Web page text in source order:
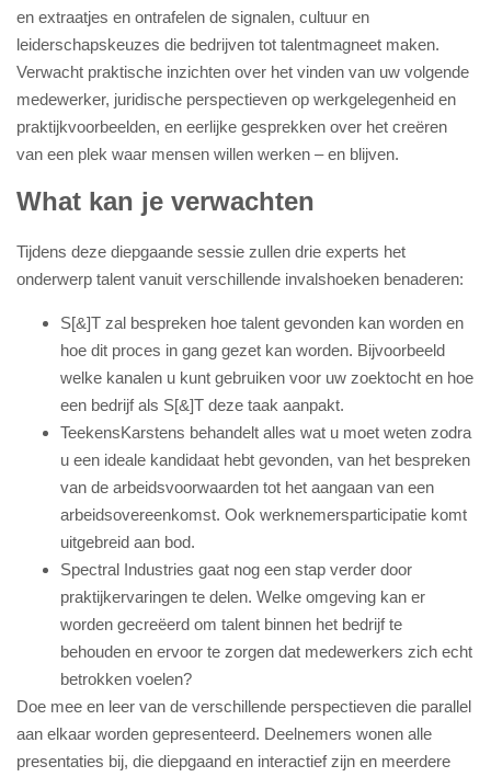
en extraatjes en ontrafelen de signalen, cultuur en
leiderschapskeuzes die bedrijven tot talentmagneet maken.
Verwacht praktische inzichten over het vinden van uw volgende
medewerker, juridische perspectieven op werkgelegenheid en
praktijkvoorbeelden, en eerlijke gesprekken over het creëren
van een plek waar mensen willen werken – en blijven.
What kan je verwachten
Tijdens deze diepgaande sessie zullen drie experts het
onderwerp talent vanuit verschillende invalshoeken benaderen:
S[&]T zal bespreken hoe talent gevonden kan worden en
hoe dit proces in gang gezet kan worden. Bijvoorbeeld
welke kanalen u kunt gebruiken voor uw zoektocht en hoe
een bedrijf als S[&]T deze taak aanpakt.
TeekensKarstens behandelt alles wat u moet weten zodra
u een ideale kandidaat hebt gevonden, van het bespreken
van de arbeidsvoorwaarden tot het aangaan van een
arbeidsovereenkomst. Ook werknemersparticipatie komt
uitgebreid aan bod.
Spectral Industries gaat nog een stap verder door
praktijkervaringen te delen. Welke omgeving kan er
worden gecreëerd om talent binnen het bedrijf te
behouden en ervoor te zorgen dat medewerkers zich echt
betrokken voelen?
Doe mee en leer van de verschillende perspectieven die parallel
aan elkaar worden gepresenteerd. Deelnemers wonen alle
presentaties bij, die diepgaand en interactief zijn en meerdere